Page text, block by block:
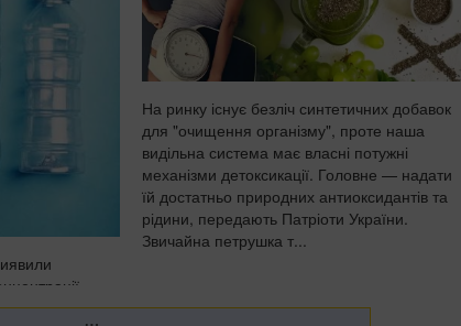
мозку
На ринку існує безліч синтетичних добавок
для "очищення організму", проте наша
видільна система має власні потужні
механізми детоксикації. Головне — надати
їй достатньо природних антиоксидантів та
рідини, передають Патріоти України.
Звичайна петрушка т...